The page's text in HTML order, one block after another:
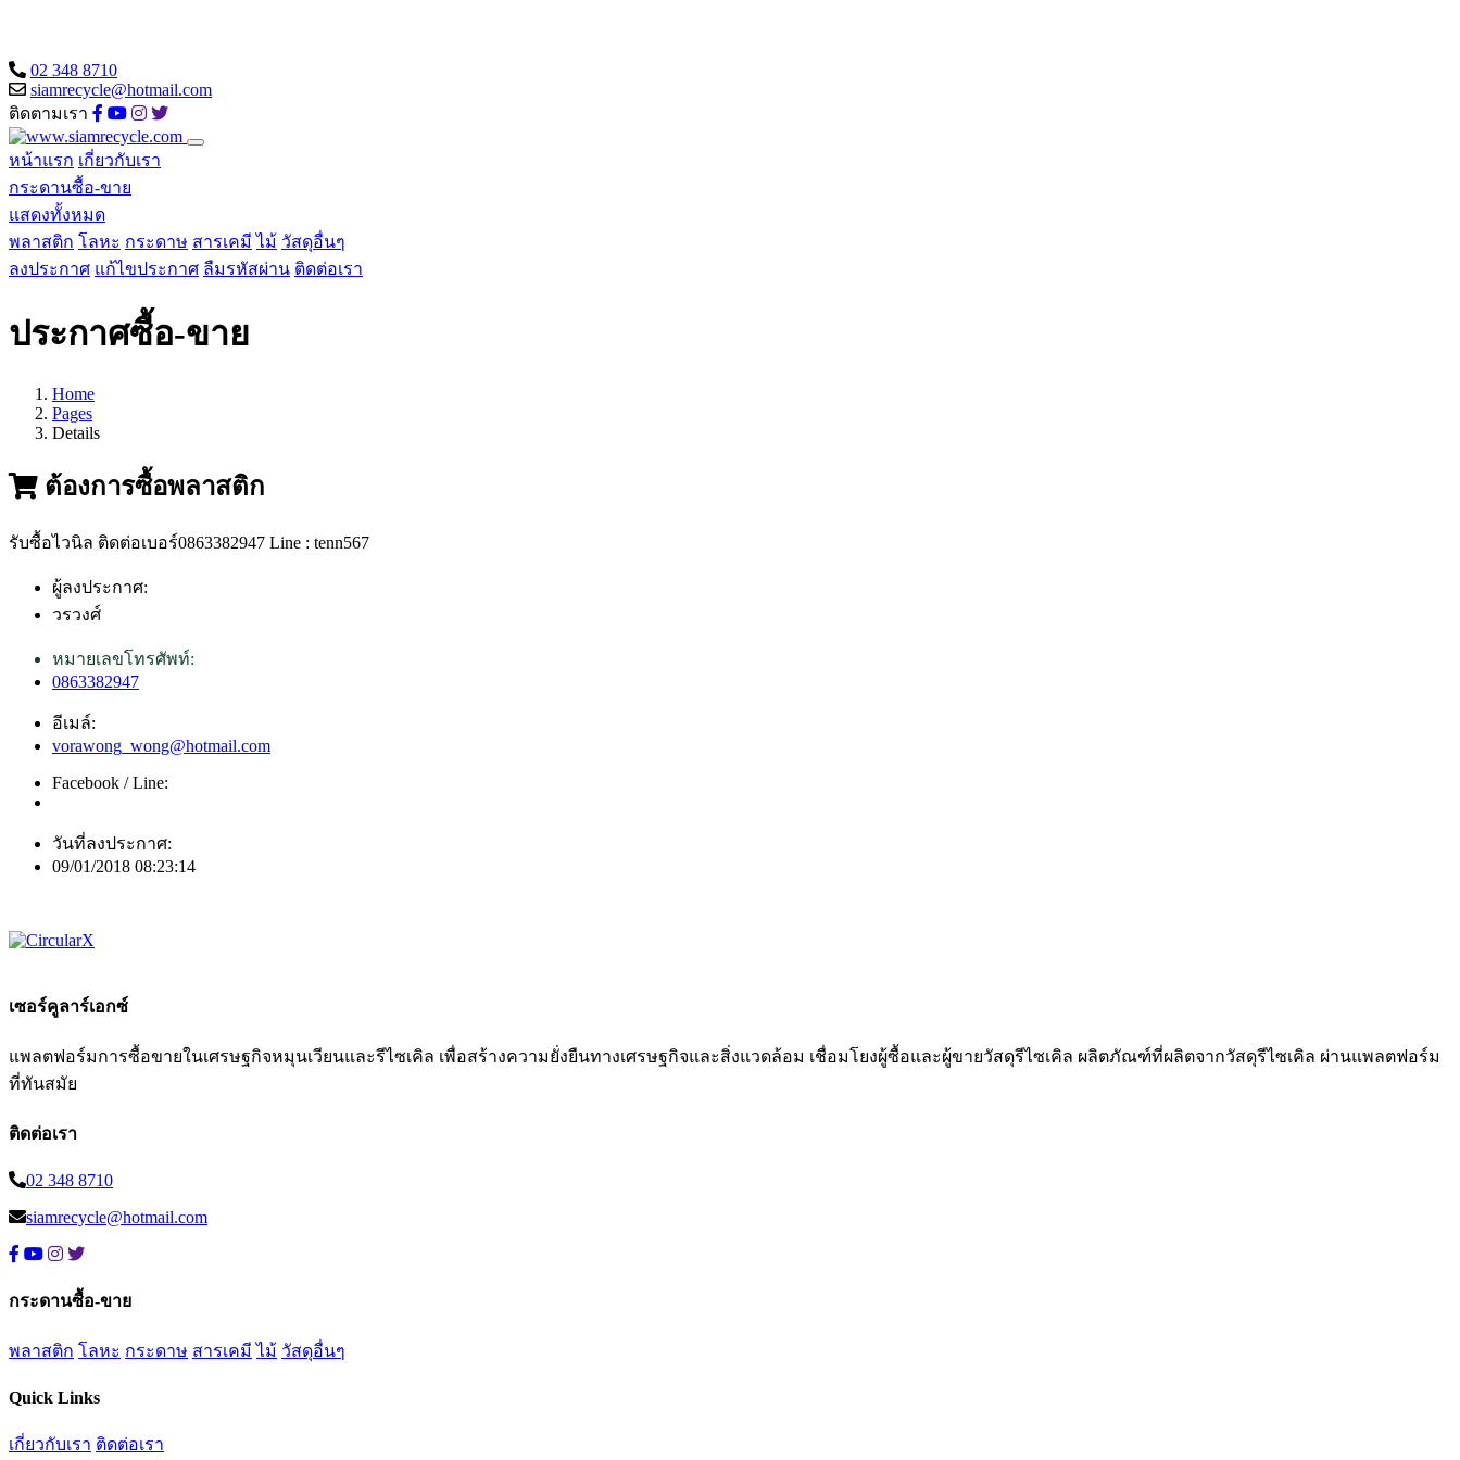
02 348 8710
siamrecycle@hotmail.com
ติดตามเรา
หน้าแรก เกี่ยวกับเรา
กระดานซื้อ-ขาย
แสดงทั้งหมด
พลาสติก โลหะ กระดาษ สารเคมี ไม้ วัสดุอื่นๆ
ลงประกาศ แก้ไขประกาศ ลืมรหัสผ่าน ติดต่อเรา
ประกาศซื้อ-ขาย
Home
Pages
Details
ต้องการซื้อพลาสติก
รับซื้อไวนิล ติดต่อเบอร์0863382947 Line : tenn567
ผู้ลงประกาศ:
วรวงศ์
หมายเลขโทรศัพท์:
0863382947
อีเมล์:
vorawong_wong@hotmail.com
Facebook / Line:
วันที่ลงประกาศ:
09/01/2018 08:23:14
เซอร์คูลาร์เอกซ์
แพลตฟอร์มการซื้อขายในเศรษฐกิจหมุนเวียนและรีไซเคิล เพื่อสร้างความยั่งยืนทางเศรษฐกิจและสิ่งแวดล้อม เชื่อมโยงผู้ซื้อและผู้ขายวัสดุรีไซเคิล ผลิตภัณฑ์ที่ผลิตจากวัสดุรีไซเคิล ผ่านแพลตฟอร์ม
ที่ทันสมัย
ติดต่อเรา
02 348 8710
siamrecycle@hotmail.com
กระดานซื้อ-ขาย
พลาสติก โลหะ กระดาษ สารเคมี ไม้ วัสดุอื่นๆ
Quick Links
เกี่ยวกับเรา ติดต่อเรา